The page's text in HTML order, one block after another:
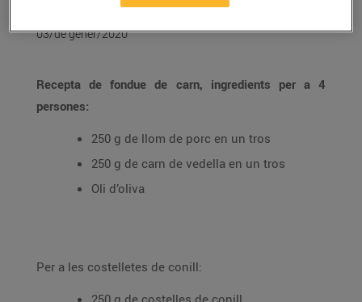
03/de gener/2020
Recepta de fondue de carn, ingredients per a 4
persones:
250 g de llom de porc en un tros
250 g de carn de vedella en un tros
Oli d’oliva
Per a les costelletes de conill:
250 g de costelles de conill